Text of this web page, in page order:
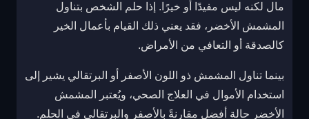
مال لكنه ليس مفيدًا أو خيرًا. إذا حلم الشخص بتناول
المشمش الأخضر، فقد يعني ذلك القيام بأعمال الخير
كالصدقة أو التعافي من الأمراض.
بينما تناول المشمش ذو اللون الأصفر أو البرتقالي يشير إلى
استخدام الأموال في العلاج الصحي، ويُعتبر المشمش
الأخضر حالة أفضل مقارنةً بالأصفر والبرتقالي في الحلم.